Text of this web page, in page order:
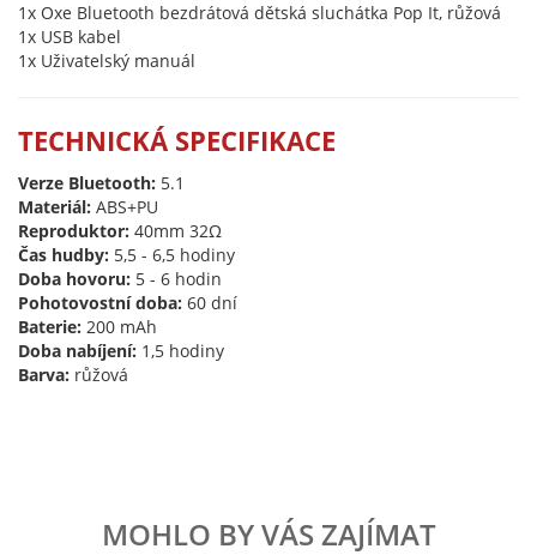
1x Oxe Bluetooth bezdrátová dětská sluchátka Pop It, růžová
1x USB kabel
1x Uživatelský manuál
TECHNICKÁ SPECIFIKACE
Verze Bluetooth: 5.1
Materiál: ABS+PU
Reproduktor: 40mm 32Ω
Čas hudby: 5,5 - 6,5 hodiny
Doba hovoru: 5 - 6 hodin
Pohotovostní doba: 60 dní
Baterie: 200 mAh
Doba nabíjení: 1,5 hodiny
Barva: růžová
MOHLO BY VÁS ZAJÍMAT